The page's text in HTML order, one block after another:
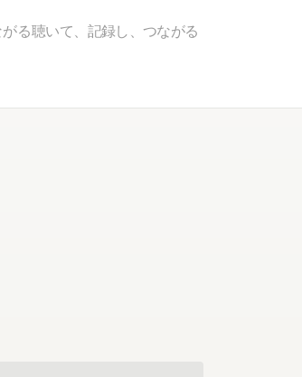
る聴いて、記録し、つながる